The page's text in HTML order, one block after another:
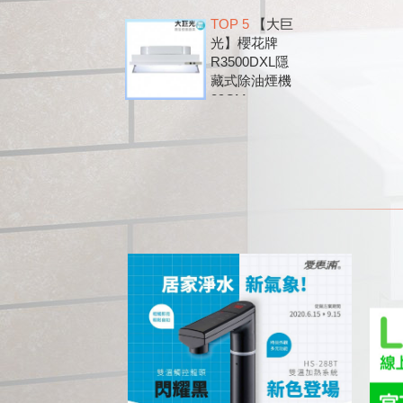
除油煙機
DR7790B
TOP 5【大巨
光】櫻花牌
R3500DXL隱
藏式除油煙機
89CM